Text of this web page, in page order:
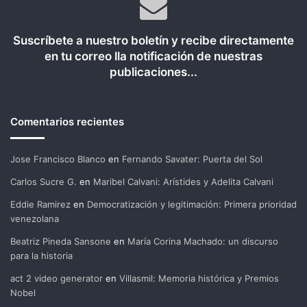
Suscríbete a nuestro boletín y recibe directamente
en tu correo lla notificación de nuestras
publicaciones...
Comentarios recientes
Jose Francisco Blanco en Fernando Savater: Puerta del Sol
Carlos Sucre G. en Maribel Calvani: Arístides y Adelita Calvani
Eddie Ramirez en Democratización y legitimación: Primera prioridad
venezolana
Beatriz Pineda Sansone en María Corina Machado: un discurso
para la historia
act 2 video generator en Villasmil: Memoria histórica y Premios
Nobel